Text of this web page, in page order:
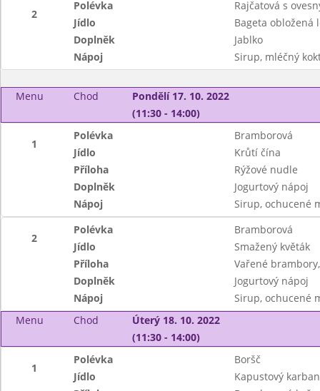
2
Polévka
Rajčatová s
Jídlo
Bageta obložená
Doplněk
Jablko
Nápoj
Sirup, mléčný
Menu Chod
Pondělí 17. 10. 2022
(11:30 - 14:00)
1
Polévka
Bramborová
Jídlo
Krůtí čína
Příloha
Rýžové nudle
Doplněk
Jogurtový nápoj
Nápoj
Sirup, ochucené
2
Polévka
Bramborová
Jídlo
Smažený květák
Příloha
Vařené
Doplněk
Jogurtový nápoj
Nápoj
Sirup, ochucené
Menu
Chod
Úterý 18. 10. 2022
(11:30 - 14:00)
1
Polévka
Boršč
Jídlo
Kapustový